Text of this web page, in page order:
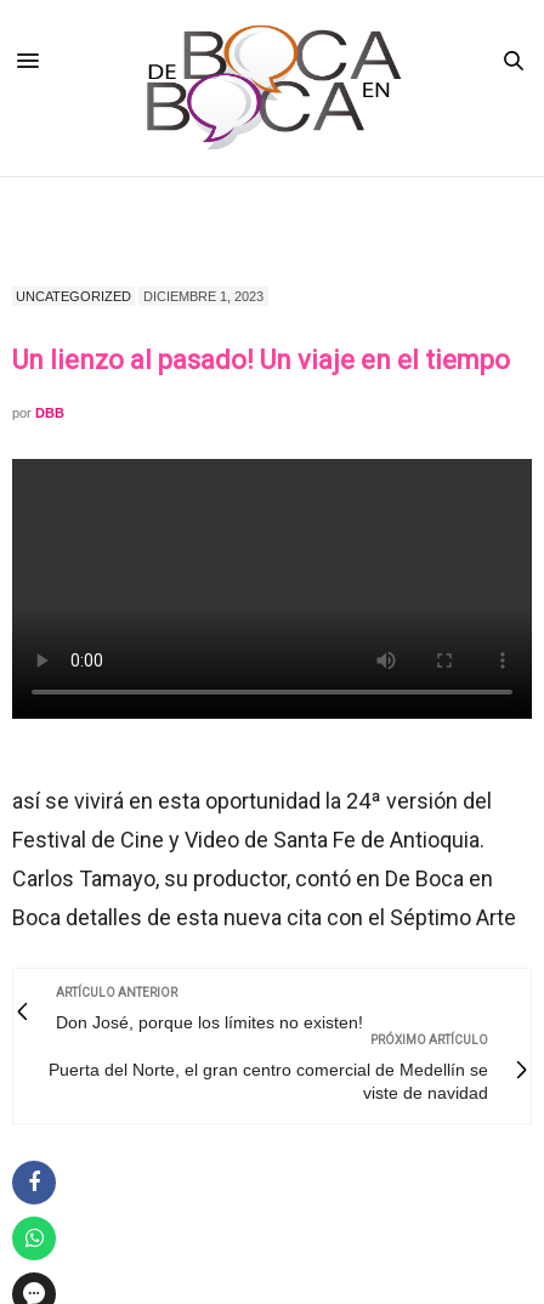
UNCATEGORIZED DICIEMBRE 1, 2023
Un lienzo al pasado! Un viaje en el tiempo
por DBB
así se vivirá en esta oportunidad la 24ª versión del
Festival de Cine y Video de Santa Fe de Antioquia.
Carlos Tamayo, su productor, contó en De Boca en
Boca detalles de esta nueva cita con el Séptimo Arte
ARTÍCULO ANTERIOR
Don José, porque los límites no existen!
PRÓXIMO ARTÍCULO
Puerta del Norte, el gran centro comercial de Medellín se
viste de navidad